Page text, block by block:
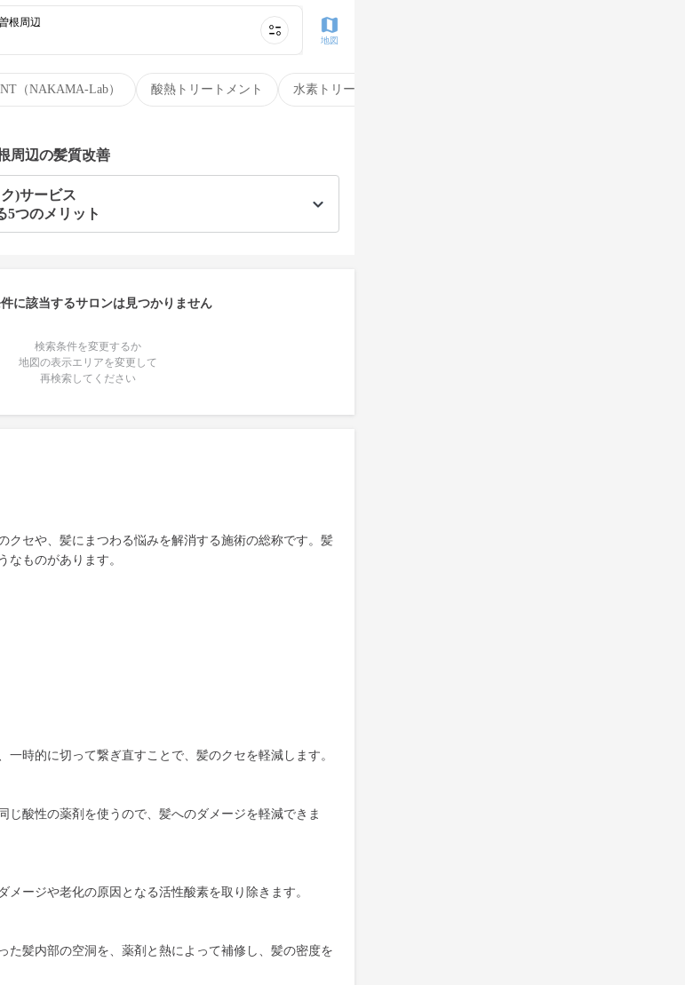
（NAKAMA-Lab） 酸熱トリートメント 水素トリートメント
根周辺
地図
周辺の髪質改善
)サービス
5つのメリット
に該当するサロンは見つかりません
検索条件を変更するか
地図の表示エリアを変更して
再検索してください
クセや、髪にまつわる悩みを解消する施術の総称です。髪
なものがあります。
一時的に切って繋ぎ直すことで、髪のクセを軽減します。
じ酸性の薬剤を使うので、髪へのダメージを軽減できま
メージや老化の原因となる活性酸素を取り除きます。
た髪内部の空洞を、薬剤と熱によって補修し、髪の密度を